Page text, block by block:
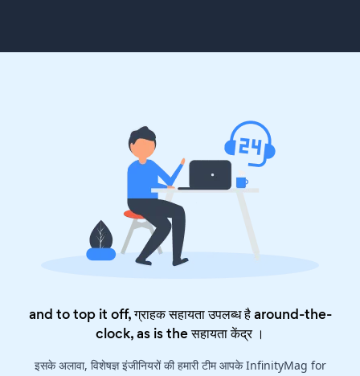
and to top it off, ग्राहक सहायता उपलब्ध है around-the-
clock, as is theसहायता केंद्र।
इसके अलावा, विशेषज्ञ इंजीनियरों की हमारी टीम आपके InfinityMag for